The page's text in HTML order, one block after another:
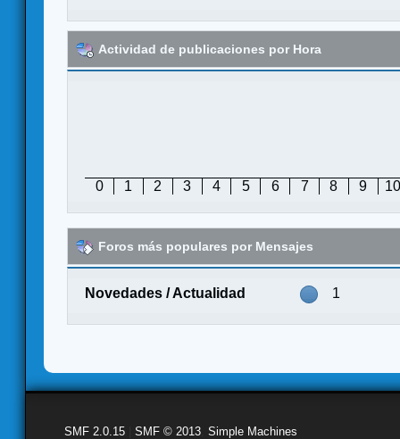
Actividad de publicaciones por Hora
0 1 2 3 4 5 6 7 8 9 10
Foros más populares por Mensajes
Novedades / Actualidad 1
SMF 2.0.15 SMF © 2013 Simple Machines